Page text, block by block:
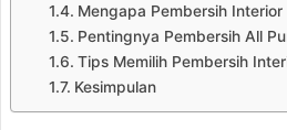
Mengapa Pembersih
Pentingnya Pembersih All
Tips Memilih Pembersih
Kesimpulan